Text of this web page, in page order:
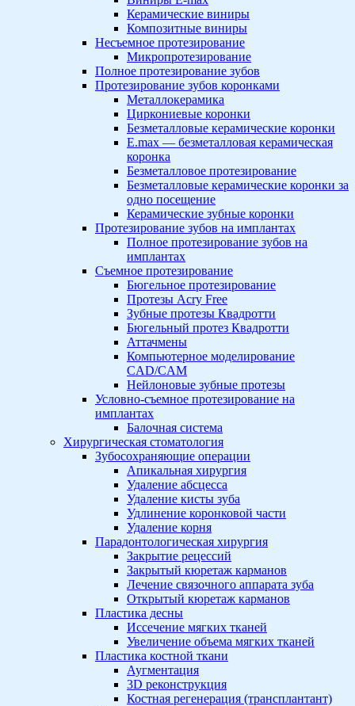
Керамические виниры
Композитные виниры
Несъемное протезирование
Микропротезирование
Полное протезирование зубов
Протезирование зубов коронками
Металлокерамика
Циркониевые коронки
Безметалловые керамические коронки
E.max — безметалловая керамическая
коронка
Безметалловое протезирование
Безметалловые керамические коронки за
одно посещение
Керамические зубные коронки
Протезирование зубов на имплантах
Полное протезирование зубов на
имплантах
Съемное протезирование
Бюгельное протезирование
Протезы Acry Free
Зубные протезы Квадротти
Бюгельный протез Квадротти
Аттачмены
Компьютерное моделирование
CAD/CAM
Нейлоновые зубные протезы
Условно-съемное протезирование на
имплантах
Балочная система
Хирургическая стоматология
Зубосохраняющие операции
Апикальная хирургия
Удаление абсцесса
Удаление кисты зуба
Удлинение коронковой части
Удаление корня
Парадонтологическая хирургия
Закрытие рецессий
Закрытый кюретаж карманов
Лечение связочного аппарата зуба
Открытый кюретаж карманов
Пластика десны
Иссечение мягких тканей
Увеличение объема мягких тканей
Пластика костной ткани
Аугментация
3D реконструкция
Костная регенерация (трансплантант)